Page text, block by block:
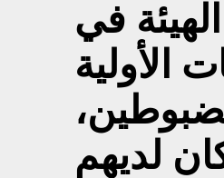
في
الأولية
لديهم